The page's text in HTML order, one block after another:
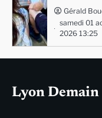
Gérald
samedi 01
2026 13:25
Lyon Demain